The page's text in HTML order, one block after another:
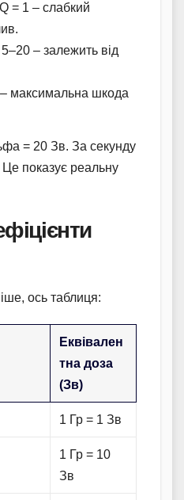
Q = 1 – слабкий
– залежить від
максимальна шкода
= 20 Зв. За секунду
показує реальну
ось таблиця:
Еквівален
тна доза
(Зв)
1 Гр = 1 Зв
1 Гр = 10
Зв